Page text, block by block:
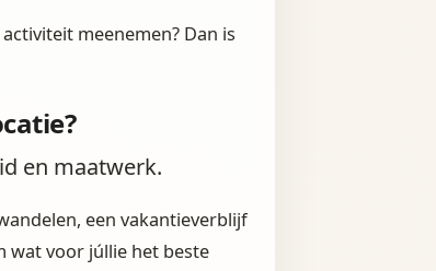
meenemen? Dan is
en maatwerk.
een vakantieverblijf
wat voor júllie het beste